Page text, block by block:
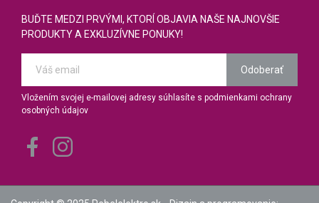
BUĎTE MEDZI PRVÝMI, KTORÍ OBJAVIA NAŠE NAJNOVŠIE
PRODUKTY A EXKLUZÍVNE PONUKY!
Odoberať
Vložením svojej e-mailovej adresy súhlasíte s podmienkami ochrany
osobných údajov